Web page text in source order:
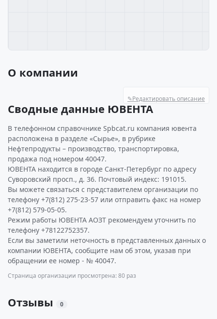
О компании
✎Редактировать описание
Сводные данные ЮВЕНТА
В телефонном справочнике Spbcat.ru компания ювента
расположена в разделе «Сырье», в рубрике
Нефтепродукты – производство, транспортировка,
продажа под номером 40047.
ЮВЕНТА находится в городе Санкт-Петербург по адресу
Суворовский просп., д. 36. Почтовый индекс: 191015.
Вы можете связаться с представителем организации по
телефону +7(812) 275-23-57 или отправить факс на номер
+7(812) 579-05-05.
Режим работы ЮВЕНТА АОЗТ рекомендуем уточнить по
телефону +78122752357.
Если вы заметили неточность в представленных данных о
компании ЮВЕНТА, сообщите нам об этом, указав при
обращении ее номер - № 40047.
Страница организации просмотрена: 80 раз
Отзывы 0